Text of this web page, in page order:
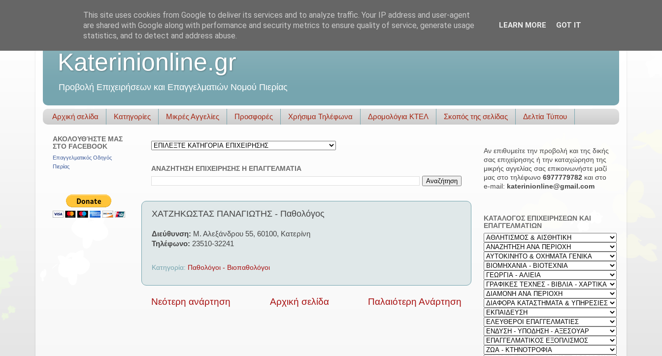
Katerinionline.gr
Προβολή Επιχειρήσεων και Επαγγελματιών Νομού Πιερίας
Αρχική σελίδα Κατηγορίες Μικρές Αγγελίες Προσφορές Χρήσιμα Τηλέφωνα Δρομολόγια ΚΤΕΛ Σκοπός της σελίδας Δελτία Τύπου
ΑΝΑΖΗΤΗΣΗ ΕΠΙΧΕΙΡΗΣΗΣ Η ΕΠΑΓΓΕΛΜΑΤΙΑ
ΧΑΤΖΗΚΩΣΤΑΣ ΠΑΝΑΓΙΩΤΗΣ - Παθολόγος
Διεύθυνση: Μ. Αλεξάνδρου 55, 60100, Κατερίνη
Τηλέφωνο: 23510-32241
Κατηγορία: Παθολόγοι - Βιοπαθολόγοι
Νεότερη ανάρτηση Παλαιότερη Ανάρτηση
Αρχική σελίδα
ΑΚΟΛΟΥΘΉΣΤΕ ΜΑΣ
ΣΤΟ FACEBOOK
Επαγγελματικός Οδηγός
Πιερίας
Αν επιθυμείτε την προβολή και της δικής
σας επιχείρησης ή την καταχώρηση της
μικρής αγγελίας σας επικοινωνήστε μαζί
μας στο τηλέφωνο 6977779782 και στο
e-mail: katerinionline@gmail.com
ΚΑΤΑΛΟΓΟΣ ΕΠΙΧΕΙΡΗΣΕΩΝ ΚΑΙ
ΕΠΑΓΓΕΛΜΑΤΙΩΝ
This site uses cookies from Google to deliver its services and to analyze traffic. Your IP address and user-agent
are shared with Google along with performance and security metrics to ensure quality of service, generate usage
statistics, and to detect and address abuse.
LEARN MORE GOT IT